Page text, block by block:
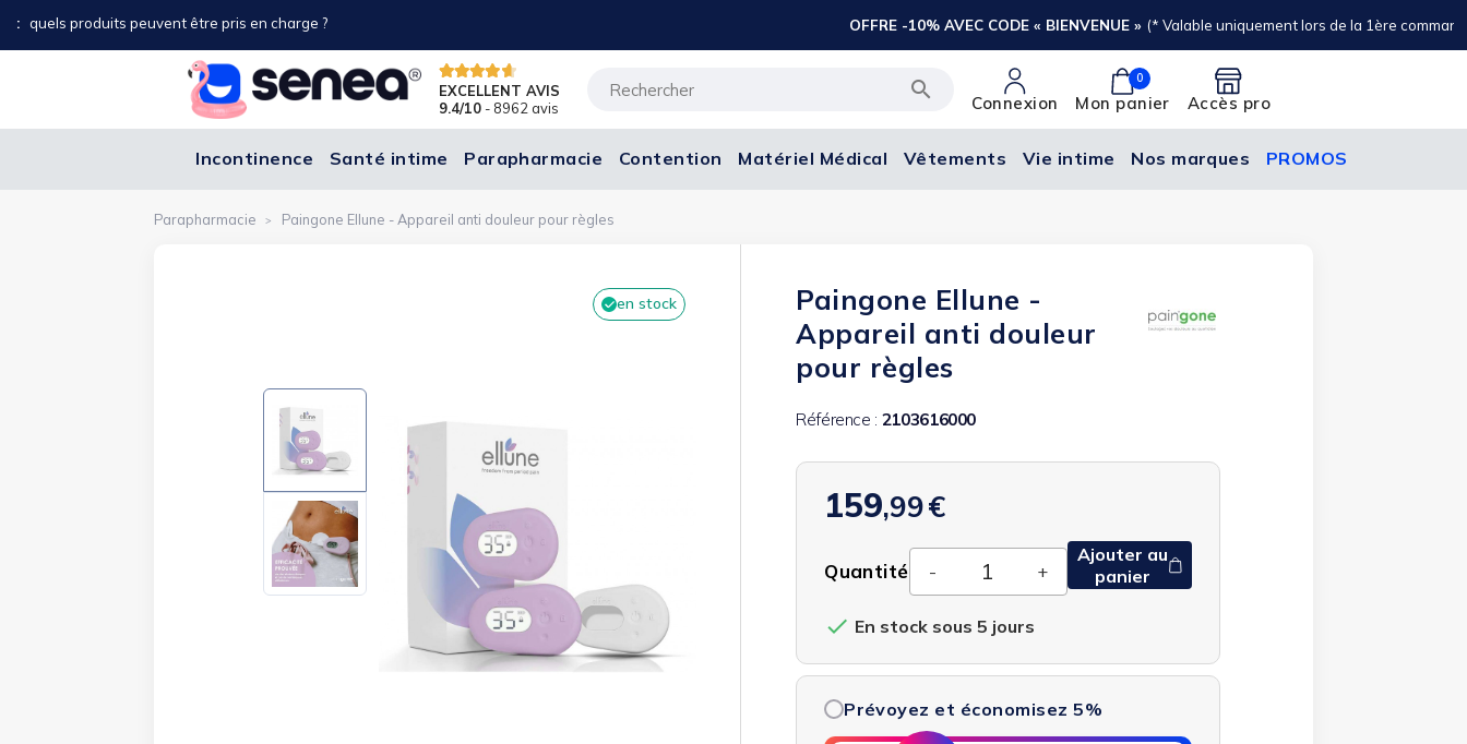
et seulement sur les produits d'incontinence jetables, hors promo, offre limitée à 20€ )
EXCELLENT AVIS
9.4/10 - 8962 avis
 Connexion
0
Mon panier Accès pro
Incontinence Santé intime Parapharmacie Contention Matériel Médical Vêtements Vie intime Nos marques PROMOS
Parapharmacie Paingone Ellune - Appareil anti douleur pour règles
en stock
Paingone Ellune -
Appareil anti douleur
pour règles
Référence : 2103616000
159,99€
 En stock sous 5 jours
Quantité
Ajouter au
panier
Prévoyez et économisez 5%